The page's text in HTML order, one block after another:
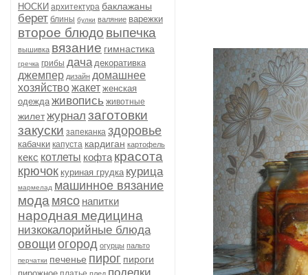
НОСКИ архитектура баклажаны
берет блины булки валяние варежки
второе блюдо выпечка
вышивка вязание гимнастика
гречка грибы дача декоративка
джемпер дизайн домашнее
хозяйствожакет женская
одежда живопись животные
жилетжурнал заготовки
закуски запеканка здоровье
кабачки капуста кардиган картофель
кекс котлеты кофта красота
крючок куриная грудка курица
мармелад машинное вязание
мода мясо напитки
народная медицина
низкокалорийные блюда
овощи огород огурцы пальто
перчатки печенье пирог пироги